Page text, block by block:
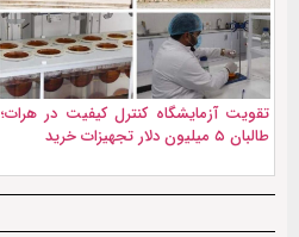
تقویت آزمایشگاه کنترل کیفیت در هرات؛
طالبان ۵ میلیون دلار تجهیزات خرید